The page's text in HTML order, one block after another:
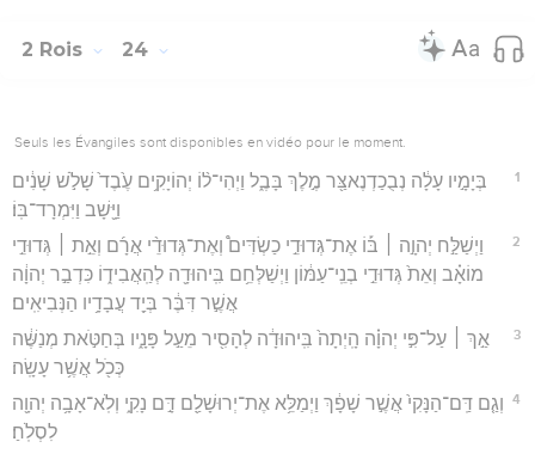
2 Rois 24
Seuls les Évangiles sont disponibles en vidéo pour le moment.
1
בְּיָמָ֣יו עָלָ֔ה נְבֻכַדְנֶאצַּ֖ר מֶ֣לֶךְ בָּבֶ֑ל וַיְהִי־ל֨וֹ יְהוֹיָקִ֥ים עֶ֙בֶד֙ שָׁלֹ֣שׁ שָׁנִ֔ים
וַיָּ֖שָׁב וַיִּמְרָד־בּֽוֹ׃
2
וַיְשַׁלַּ֣ח יְהוָ֣ה ׀ בּ֡וֹ אֶת־גְּדוּדֵ֣י כַשְׂדִּים֩ וְאֶת־גְּדוּדֵ֨י אֲרָ֜ם וְאֵ֣ת ׀ גְּדוּדֵ֣י
מוֹאָ֗ב וְאֵת֙ גְּדוּדֵ֣י בְנֵֽי־עַמּ֔וֹן וַיְשַׁלְּחֵ֥ם בִּֽיהוּדָ֖ה לְהַֽאֲבִיד֑וֹ כִּדְבַ֣ר יְהוָ֔ה
אֲשֶׁ֣ר דִּבֶּ֔ר בְּיַ֖ד עֲבָדָ֥יו הַנְּבִיאִֽים׃
3
אַ֣ךְ ׀ עַל־פִּ֣י יְהוָ֗ה הָֽיְתָה֙ בִּֽיהוּדָ֔ה לְהָסִ֖יר מֵעַ֣ל פָּנָ֑יו בְּחַטֹּ֣את מְנַשֶּׁ֔ה
כְּכֹ֖ל אֲשֶׁ֥ר עָשָֽׂה׃
4
וְגַ֤ם דַּֽם־הַנָּקִי֙ אֲשֶׁ֣ר שָׁפָ֔ךְ וַיְמַלֵּ֥א אֶת־יְרוּשָׁלִַ֖ם דָּ֣ם נָקִ֑י וְלֹֽא־אָבָ֥ה יְהוָ֖ה
לִסְלֹֽחַ׃